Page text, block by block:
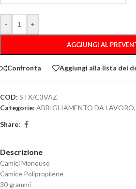
- +
AGGIUNGI AL
Confronta Aggiungi alla lista dei
COD: STX/C3VAZ
Categorie: ABBIGLIAMENTO DA LAVORO,
Share:
Descrizione
Camici Monouso
Camice Polipropilene
30 grammi